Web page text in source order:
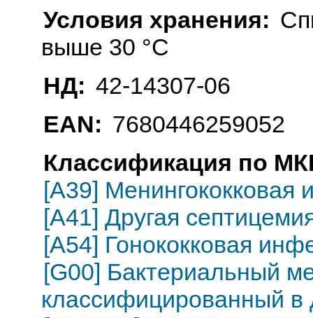
Условия хранения:
выше 30 °C
НД: 42-14307-06
EAN: 7680446259052
Классификация по
[A39] Менингококковая
[A41] Другая
[A54] Гонококковая
[G00] Бактериальный
классифицированный в